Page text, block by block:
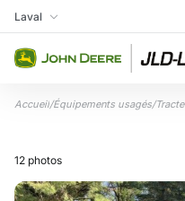
Aller au contenu
Ma succursale
Laval
Accueil/Équipements usagés/
12 photos